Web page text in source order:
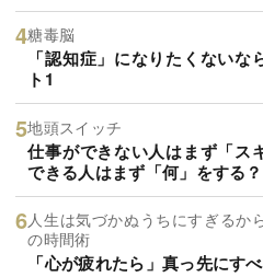
糖毒脳
「認知症」になりたくない
ト1
地頭スイッチ
仕事ができない人はまず「ス
できる人はまず「何」をする？
人生は気づかぬうちにすぎるか
の時間術
「心が疲れたら」真っ先にす